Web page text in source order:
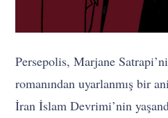
Persepolis, Marjane
romanından uyarlanmış bir
İran İslam Devrimi’nin